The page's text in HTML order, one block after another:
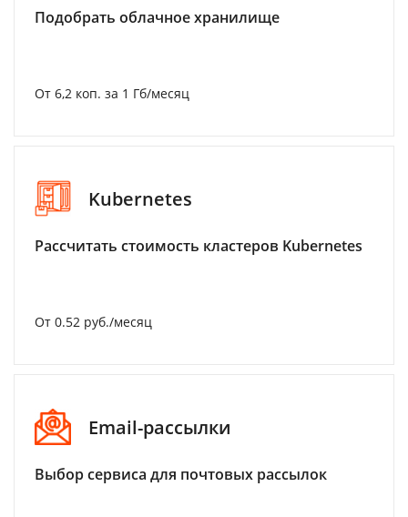
Подобрать облачное хранилище
От 6,2 коп. за 1 Гб/месяц
Kubernetes
Рассчитать стоимость кластеров Kubernetes
От 0.52 руб./месяц
Email-рассылки
Выбор сервиса для почтовых рассылок